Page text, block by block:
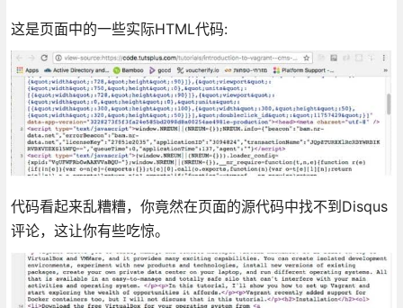
这是页面中的一些实际HTML代码:
代码看起来乱糟糟，你竟然在页面的源代码中找不到Disqus
评论，这让你有些吃惊。